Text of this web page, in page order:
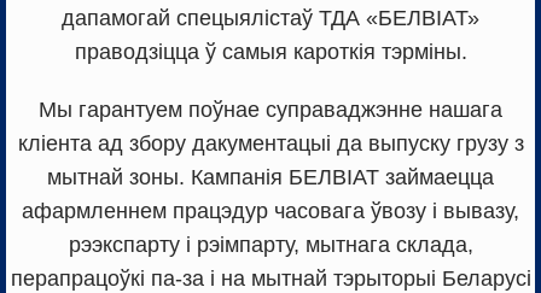
дапамогай спецыялістаў ТДА «БЕЛВІАТ»
праводзіцца ў самыя кароткія тэрміны.
Мы гарантуем поўнае суправаджэнне нашага
кліента ад збору дакументацыі да выпуску грузу з
мытнай зоны. Кампанія БЕЛВІАТ займаецца
афармленнем працэдур часовага ўвозу і вывазу,
рээкспарту і рэімпарту, мытнага склада,
перапрацоўкі па-за і на мытнай тэрыторыі Беларусі